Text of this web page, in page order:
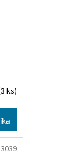
ks)
3039